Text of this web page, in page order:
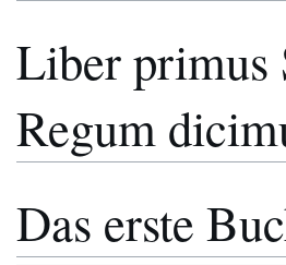
Navigation
Suche
Liber primus
Regum
Das erste